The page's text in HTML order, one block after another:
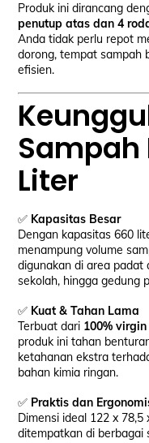
Produk ini dirancang
penutup atas dan 4
Anda tidak perlu repot
dorong, tempat sampah
efisien.
Sampah
Liter
✅ Kapasitas Besar
Dengan kapasitas 660
menampung volume
digunakan di area
sekolah, hingga gedung
✅ Kuat & Tahan Lama
Terbuat dari 100%
produk ini tahan
ketahanan ekstra
bahan kimia ringan.
✅ Praktis dan
Dimensi ideal 122 x
ditempatkan di berbagai